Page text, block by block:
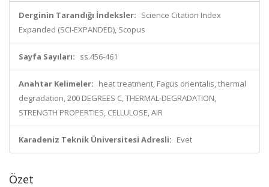
Derginin Tarandığı İndeksler: Science Citation Index
Expanded (SCI-EXPANDED), Scopus
Sayfa Sayıları: ss.456-461
Anahtar Kelimeler: heat treatment, Fagus orientalis, thermal
degradation, 200 DEGREES C, THERMAL-DEGRADATION,
STRENGTH PROPERTIES, CELLULOSE, AIR
Karadeniz Teknik Üniversitesi Adresli: Evet
Özet